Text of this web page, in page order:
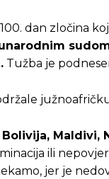
dan zločina
Tužba je
Maldivi,
ili
jer je